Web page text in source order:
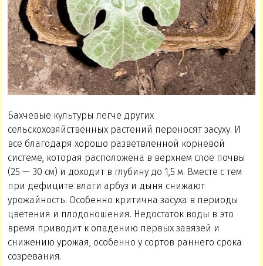
Бахчевые культуры легче других
сельскохозяйственных растений переносят засуху. И
все благодаря хорошо разветвленной корневой
системе, которая расположена в верхнем слое почвы
(25 — 30 см) и доходит в глубину до 1,5 м. Вместе с тем
при дефиците влаги арбуз и дыня снижают
урожайность. Особенно критична засуха в периоды
цветения и плодоношения. Недостаток воды в это
время приводит к опадению первых завязей и
снижению урожая, особенно у сортов раннего срока
созревания.